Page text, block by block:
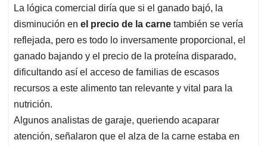
La lógica comercial diría que si el ganado bajó, la
disminución en el precio de la carne también se vería
reflejada, pero es todo lo inversamente proporcional, el
ganado bajando y el precio de la proteína disparado,
dificultando así el acceso de familias de escasos
recursos a este alimento tan relevante y vital para la
nutrición.
Algunos analistas de garaje, queriendo acaparar
atención, señalaron que el alza de la carne estaba en